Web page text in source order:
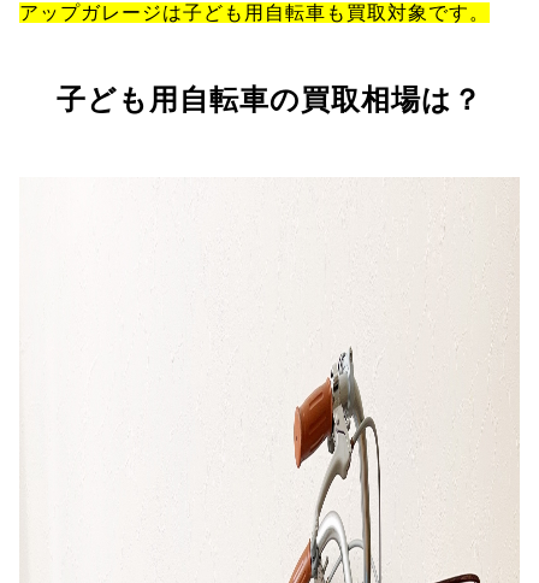
アップガレージは子ども用自転車も買取対象です。
子ども用自転車の買取相場は？